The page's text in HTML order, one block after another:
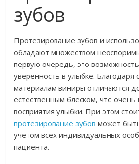
зубов
Протезирование зубов и
обладают множеством
первую очередь, это
уверенность в улыбке. Благодаря
материалам виниры отличаются
естественным блеском, что очень
восприятия улыбки. При этом
протезирование зубов может
учетом всех индивидуальных
пациента.